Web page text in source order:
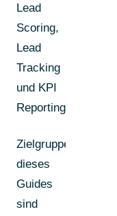
Lead
Scoring,
Lead
Tracking
und KPI
Reporting.
Zielgruppe
dieses
Guides
sind